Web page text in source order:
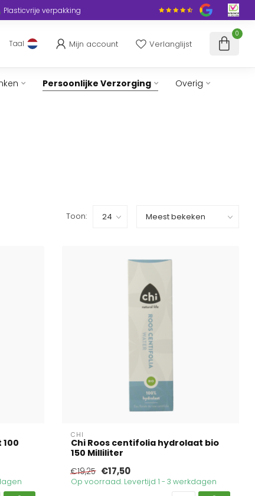
Plasticvrije verpakking
Taal Mijn account Verlanglijst
0
Persoonlijke Verzorging Overig
Toon:
CHI
Chi Roos centifolia hydrolaat bio
150 Milliliter
€19,25 €17,50
Op voorraad. Levertijd 1 - 3 werkdagen